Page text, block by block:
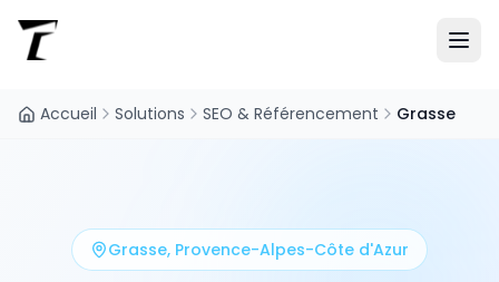
Accueil Solutions SEO & Référencement Grasse
Grasse, Provence-Alpes-Côte d'Azur